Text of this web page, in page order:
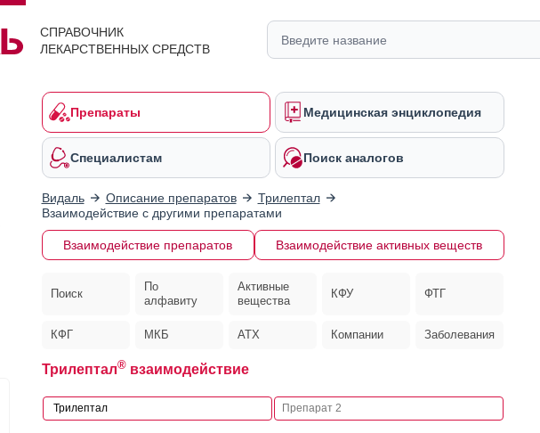
СПРАВОЧНИК
ЛЕКАРСТВЕННЫХ СРЕДСТВ
Препараты Медицинская энциклопедия
Специалистам Поиск аналогов
Видаль Описание препаратов
Трилептал
Взаимодействие с другими препаратами
Взаимодействие препаратов Взаимодействие активных веществ
Поиск
По
алфавиту
Активные
вещества
КФУ ФТГ
КФГ МКБ АТХ Компании Заболевания
Трилептал®взаимодействие